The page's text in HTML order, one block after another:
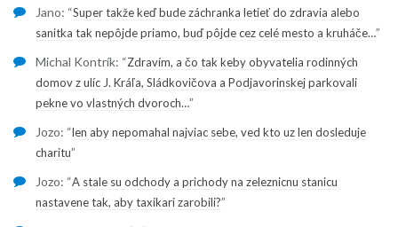
Jano: “Super takže keď bude záchranka letieť do zdravia alebo
sanitka tak nepôjde priamo, buď pôjde cez celé mesto a kruháče…”
Michal Kontrík: “Zdravím, a čo tak keby obyvatelia rodinných
domov z ulíc J. Kráľa, Sládkovičova a Podjavorinskej parkovali
pekne vo vlastných dvoroch…”
Jozo: “len aby nepomahal najviac sebe, ved kto uz len dosleduje
charitu”
Jozo: “A stale su odchody a prichody na zeleznicnu stanicu
nastavene tak, aby taxikari zarobili?”